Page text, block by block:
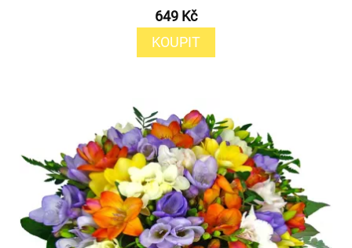
649 Kč
KOUPIT